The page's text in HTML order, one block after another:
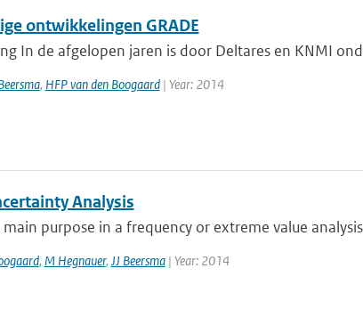
ontwikkelingen GRADE
In de afgelopen jaren is door Deltares en KNMI
, HFP van den Boogaard| Year: 2014
Analysis
main purpose in a frequency or extreme value
, M Hegnauer, JJ Beersma| Year: 2014